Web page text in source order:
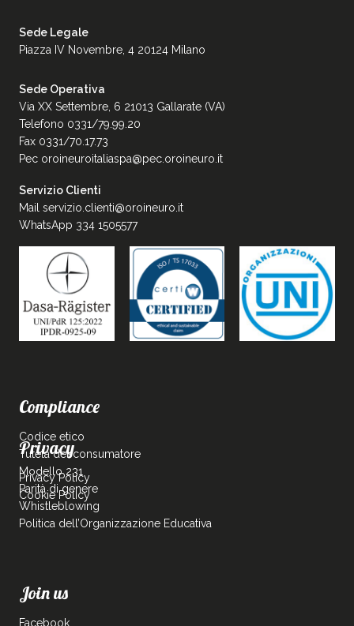
Sede Legale
Piazza IV Novembre, 4 20124 Milano
Sede Operativa
Via XX Settembre, 6 21013 Gallarate (VA)
Telefono 0331/79.99.20
Fax 0331/70.17.73
Pec oroineuroitaliaspa@pec.oroineuro.it
Servizio Clienti
Mail servizio.clienti@oroineuro.it
WhatsApp 334 1505577
Compliance
Codice etico
Tutela del consumatore
Modello 231
Parità di genere
Whistleblowing
Politica dell’Organizzazione Educativa
Privacy
Privacy Policy
Cookie Policy
Join us
Facebook